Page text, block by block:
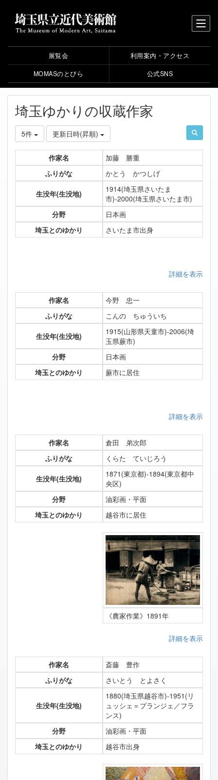
展覧会 利用案内・アクセス
MOMASのとびら 公式SNS
埼玉ゆかりの収蔵作家
5件 更新日時(昇順)
作家名
加藤 勝重
ふりがな
かとう かつしげ
生没年(生没地)
1914(埼玉県さいたま
市)-2000(埼玉県さいたま市)
分野
日本画
埼玉とのゆかり
さいたま市出身
詳細を表示
作家名
今野 忠一
ふりがな
こんの ちゅういち
生没年(生没地)
1915(山形県天童市)-2006(埼
玉県蕨市)
分野
日本画
埼玉とのゆかり
蕨市に居住
詳細を表示
作家名
倉田 弟次郎
ふりがな
くらた ていじろう
生没年(生没地)
1871(東京都)-1894(東京都中
央区)
分野
油彩画・平面
埼玉とのゆかり
越谷市に居住
《農家作業》1891年
詳細を表示
作家名
斎藤 豊作
ふりがな
さいとう とよさく
生没年(生没地)
1880(埼玉県越谷市)-1951(リ
ュッシェ＝プランジェ／フラ
ンス)
分野
油彩画・平面
埼玉とのゆかり
越谷市出身